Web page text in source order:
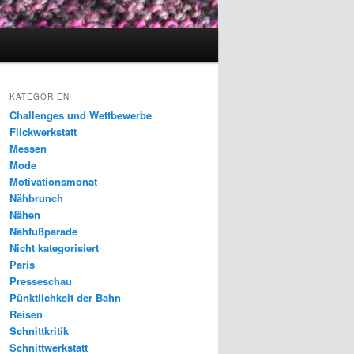
KATEGORIEN
Challenges und Wettbewerbe
Flickwerkstatt
Messen
Mode
Motivationsmonat
Nähbrunch
Nähen
Nähfußparade
Nicht kategorisiert
Paris
Presseschau
Pünktlichkeit der Bahn
Reisen
Schnittkritik
Schnittwerkstatt